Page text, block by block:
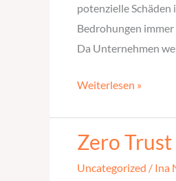
potenzielle
Bedrohungen
Da Unternehmen
Weiterlesen »
Zero
Uncategorized / Ina
Zero